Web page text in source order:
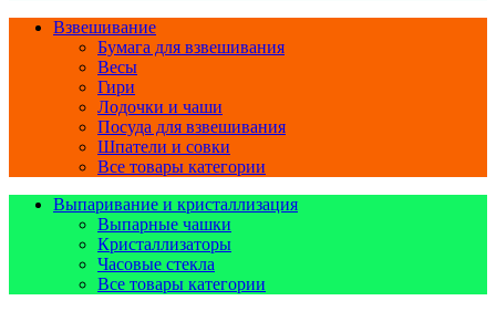
Взвешивание
Бумага для взвешивания
Весы
Гири
Лодочки и чаши
Посуда для взвешивания
Шпатели и совки
Все товары категории
Выпаривание и кристаллизация
Выпарные чашки
Кристаллизаторы
Часовые стекла
Все товары категории